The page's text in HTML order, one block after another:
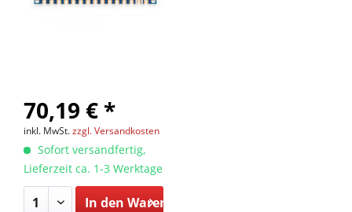
70,19 € *
inkl. MwSt.zzgl. Versandkosten
Sofort versandfertig,
Lieferzeit ca. 1-3 Werktage
In den Warenkorb